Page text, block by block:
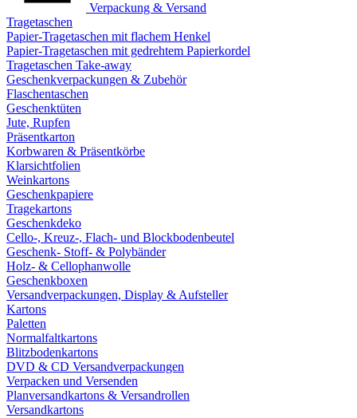
Verpackung & Versand
Tragetaschen
Papier-Tragetaschen mit flachem Henkel
Papier-Tragetaschen mit gedrehtem Papierkordel
Tragetaschen Take-away
Geschenkverpackungen & Zubehör
Flaschentaschen
Geschenktüten
Jute, Rupfen
Präsentkarton
Korbwaren & Präsentkörbe
Klarsichtfolien
Weinkartons
Geschenkpapiere
Tragekartons
Geschenkdeko
Cello-, Kreuz-, Flach- und Blockbodenbeutel
Geschenk- Stoff- & Polybänder
Holz- & Cellophanwolle
Geschenkboxen
Versandverpackungen, Display & Aufsteller
Kartons
Paletten
Normalfaltkartons
Blitzbodenkartons
DVD & CD Versandverpackungen
Verpacken und Versenden
Planversandkartons & Versandrollen
Versandkartons